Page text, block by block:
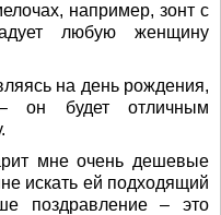
например, зонт с
любую женщину
на день рождения,
– он будет отличным
мне очень дешевые
искать ей подходящий
поздравление – это